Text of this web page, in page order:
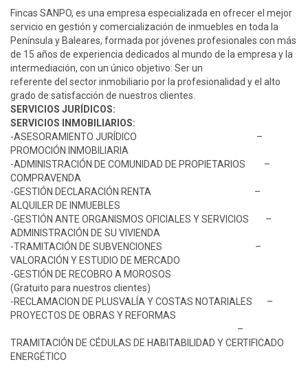
Fincas SANPO, es una empresa especializada en ofrecer el mejor
servicio en gestión y comercialización de inmuebles en toda la
Península y Baleares, formada por jóvenes profesionales con más
de 15 años de experiencia dedicados al mundo de la empresa y la
intermediación, con un único objetivo: Ser un
referente del sector inmobiliario por la profesionalidad y el alto
grado de satisfacción de nuestros clientes.
SERVICIOS JURÍDICOS:
SERVICIOS INMOBILIARIOS:
-ASESORAMIENTO JURÍDICO –
PROMOCIÓN INMOBILIARIA
-ADMINISTRACIÓN DE COMUNIDAD DE PROPIETARIOS –
COMPRAVENDA
-GESTIÓN DECLARACIÓN RENTA –
ALQUILER DE INMUEBLES
-GESTIÓN ANTE ORGANISMOS OFICIALES Y SERVICIOS –
ADMINISTRACIÓN DE SU VIVIENDA
-TRAMITACIÓN DE SUBVENCIONES –
VALORACIÓN Y ESTUDIO DE MERCADO
-GESTIÓN DE RECOBRO A MOROSOS
(Gratuito para nuestros clientes)
-RECLAMACION DE PLUSVALÍA Y COSTAS NOTARIALES –
PROYECTOS DE OBRAS Y REFORMAS
–
TRAMITACIÓN DE CÉDULAS DE HABITABILIDAD Y CERTIFICADO
ENERGÉTICO